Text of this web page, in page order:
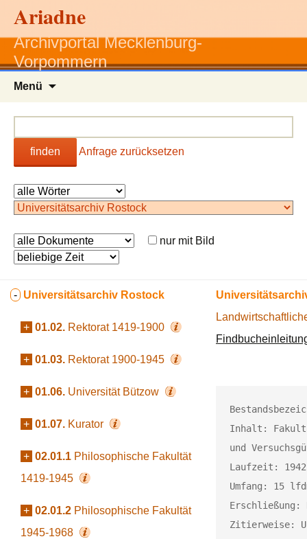
Ariadne
Archivportal Mecklenburg-
Vorpommern
Menü
finden Anfrage zurücksetzen
nur mit Bild
- Universitätsarchiv Rostock
+ 01.02. Rektorat 1419-1900
+ 01.03. Rektorat 1900-1945
+ 01.06. Universität Bützow
+ 01.07. Kurator
+ 02.01.1 Philosophische Fakultät
1419-1945
+ 02.01.2 Philosophische Fakultät
1945-1968
Inhalt:
und
Laufzeit:
Umfang: 15
Erschließung:
Zitierweise: